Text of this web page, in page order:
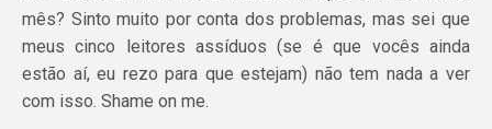
mês? Sinto muito por conta dos problemas, mas sei que
meus cinco leitores assíduos (se é que vocês ainda
estão aí, eu rezo para que estejam) não tem nada a ver
com isso. Shame on me.